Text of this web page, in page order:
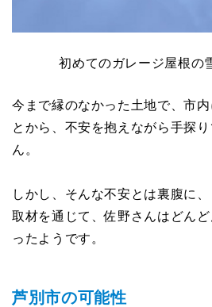
初めてのガレージ屋根の
今まで縁のなかった土地で、市
とから、不安を抱えながら手探
ん。
しかし、そんな不安とは裏腹に
取材を通じて、佐野さんはどん
ったようです。
芦別市の可能性